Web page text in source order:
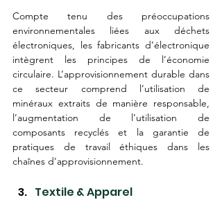
Compte tenu des préoccupations
environnementales liées aux déchets
électroniques, les fabricants d’électronique
intègrent les principes de l’économie
circulaire. L’approvisionnement durable dans
ce secteur comprend l’utilisation de
minéraux extraits de manière responsable,
l’augmentation de l’utilisation de
composants recyclés et la garantie de
pratiques de travail éthiques dans les
chaînes d’approvisionnement.
Textile & Apparel